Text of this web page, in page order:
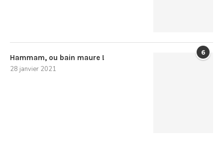
6
Hammam, ou bain maure !
28 janvier 2021